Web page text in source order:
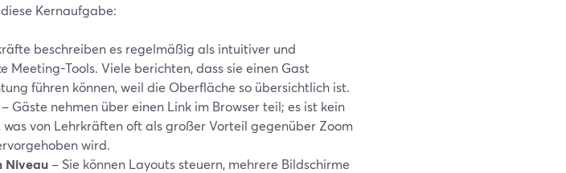
Kernaufgabe:
beschreiben es regelmäßig als intuitiver und
Meeting-Tools. Viele berichten, dass sie einen Gast
führen können, weil die Oberfläche so übersichtlich ist.
– Gäste nehmen über einen Link im Browser teil; es ist kein
von Lehrkräften oft als großer Vorteil gegenüber Zoom
wird.
Niveau – Sie können Layouts steuern, mehrere Bildschirme